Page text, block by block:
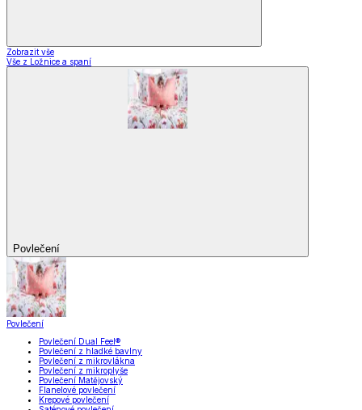
Zobrazit vše
Vše z Ložnice a spaní
Povlečení
Povlečení
Povlečení Dual Feel®
Povlečení z hladké bavlny
Povlečení z mikrovlákna
Povlečení z mikroplyše
Povlečení Matějovský
Flanelové povlečení
Krepové povlečení